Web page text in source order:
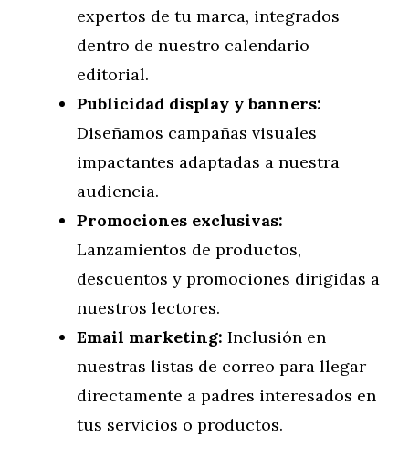
expertos de tu marca, integrados
dentro de nuestro calendario
editorial.
Publicidad display y banners:
Diseñamos campañas visuales
impactantes adaptadas a nuestra
audiencia.
Promociones exclusivas:
Lanzamientos de productos,
descuentos y promociones dirigidas a
nuestros lectores.
Email marketing: Inclusión en
nuestras listas de correo para llegar
directamente a padres interesados en
tus servicios o productos.